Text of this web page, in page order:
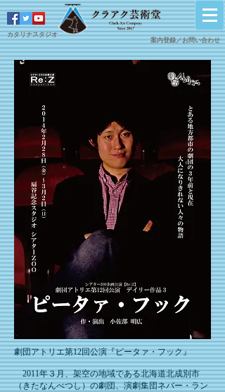
案内登録／​お問い合わせ
カタリナスタジオ
劇団アトリエ第12回公演『ピータァ・フック』
2011年３月、架空の地域である北海道北成別市
（きたなんべつし）の劇団、演劇集団ネバー・ラン